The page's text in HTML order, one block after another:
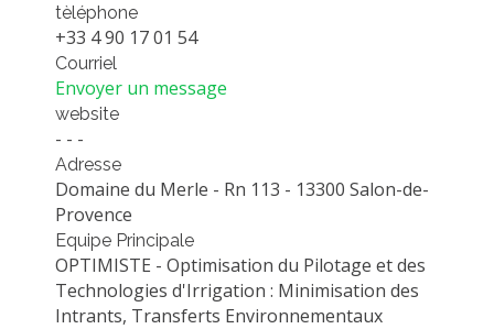
SÉMINAIRES RÉGULIERS
FORMATION
MASTER
INGÉNIEUR
FORMATION CONTINUE
FORMATION DOCTORALE
THÈSES EN COURS
MOOC
PRODUCTION
MÉTHODES ET OUTILS
tèléphone
+33 4 90 17 01 54
Courriel
Envoyer un message
website
- - -
Adresse
Domaine du Merle - Rn 113 - 13300 Salon-de-
Provence
Equipe Principale
OPTIMISTE - Optimisation du Pilotage et des
Technologies d'Irrigation : Minimisation des
Intrants, Transferts Environnementaux